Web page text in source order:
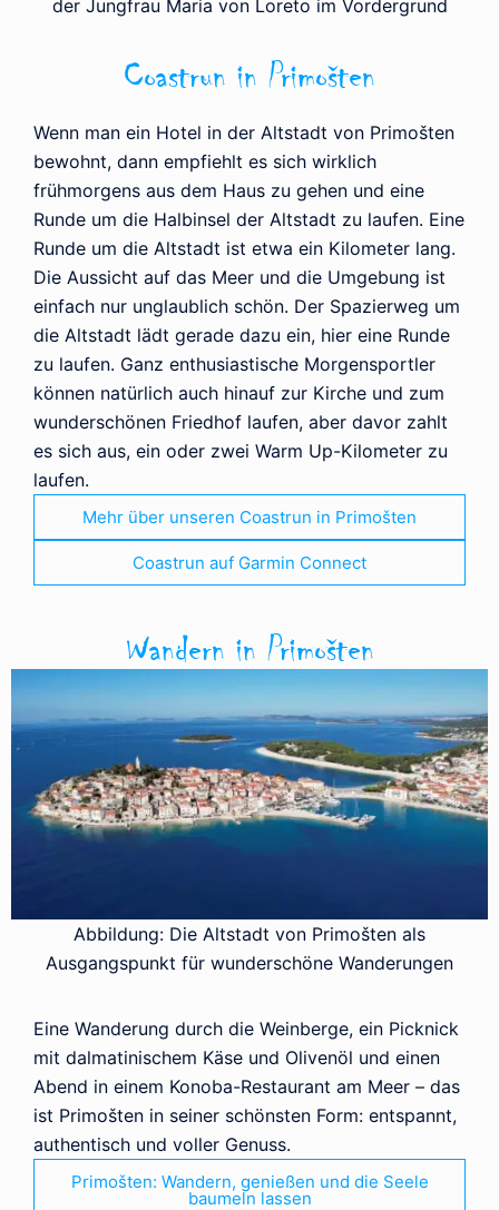
der Jungfrau Maria von Loreto im Vordergrund
Coastrun in Primošten
Wenn man ein Hotel in der Altstadt von Primošten
bewohnt, dann empfiehlt es sich wirklich
frühmorgens aus dem Haus zu gehen und eine
Runde um die Halbinsel der Altstadt zu laufen. Eine
Runde um die Altstadt ist etwa ein Kilometer lang.
Die Aussicht auf das Meer und die Umgebung ist
einfach nur unglaublich schön. Der Spazierweg um
die Altstadt lädt gerade dazu ein, hier eine Runde
zu laufen. Ganz enthusiastische Morgensportler
können natürlich auch hinauf zur Kirche und zum
wunderschönen Friedhof laufen, aber davor zahlt
es sich aus, ein oder zwei Warm Up-Kilometer zu
laufen.
Mehr über unseren Coastrun in Primošten
Coastrun auf Garmin Connect
Wandern in Primošten
Abbildung: Die Altstadt von Primošten als
Ausgangspunkt für wunderschöne Wanderungen
Eine Wanderung durch die Weinberge, ein Picknick
mit dalmatinischem Käse und Olivenöl und einen
Abend in einem Konoba-Restaurant am Meer – das
ist Primošten in seiner schönsten Form: entspannt,
authentisch und voller Genuss.
Primošten: Wandern, genießen und die Seele
baumeln lassen